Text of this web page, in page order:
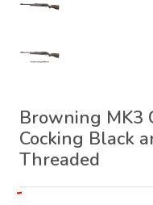
Browning MK3
Cocking Black
Threaded